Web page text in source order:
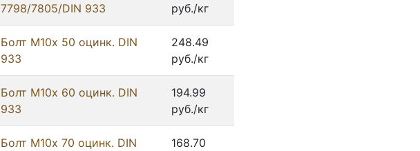
7798/7805/DIN 933
руб./кг
Болт М10х 50 оцинк. DIN
933
248.49
руб./кг
Болт М10х 60 оцинк. DIN
933
194.99
руб./кг
Болт М10х 70 оцинк. DIN 168.70